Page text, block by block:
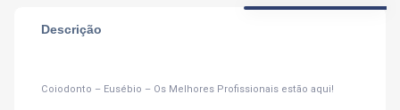
Descrição
Coiodonto – Eusébio – Os Melhores Profissionais estão aqui!